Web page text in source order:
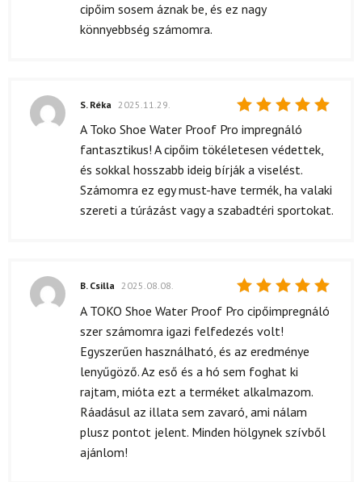
cipőim sosem áznak be, és ez nagy
könnyebbség számomra.
Értékelés:
/ 5
S. Réka 2025.11.29.
A Toko Shoe Water Proof Pro impregnáló
fantasztikus! A cipőim tökéletesen védettek,
és sokkal hosszabb ideig bírják a viselést.
Számomra ez egy must-have termék, ha valaki
szereti a túrázást vagy a szabadtéri sportokat.
Értékelés:
/ 5
B. Csilla 2025.08.08.
A TOKO Shoe Water Proof Pro cipőimpregnáló
szer számomra igazi felfedezés volt!
Egyszerűen használható, és az eredménye
lenyűgöző. Az eső és a hó sem foghat ki
rajtam, mióta ezt a terméket alkalmazom.
Ráadásul az illata sem zavaró, ami nálam
plusz pontot jelent. Minden hölgynek szívből
ajánlom!